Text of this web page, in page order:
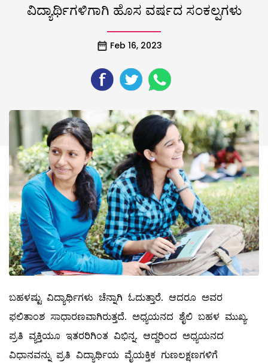
ವಿದ್ಯಾರ್ಥಿಗಳಿಗಾಗಿ ಹೊಸ ವರ್ಷದ ಸಂಕಲ್ಪಗಳು
Feb 16, 2023
ಬಹಳಷ್ಟು ವಿದ್ಯಾರ್ಥಿಗಳು ಚೆನ್ನಾಗಿ ಓದುತ್ತಾರೆ. ಆದರೂ ಅವರ
ಫಲಿತಾಂಶ ಸಾಧಾರಣವಾಗಿರುತ್ತದೆ. ಅಧ್ಯಯನದ ಶೈಲಿ ಬಹಳ ಮುಖ್ಯ.
ಪ್ರತಿ ವ್ಯಕ್ತಿಯೂ ಇತರರಿಗಿಂತ ವಿಭಿನ್ನ. ಆದ್ದರಿಂದ ಅಧ್ಯಯನದ
ವಿಧಾನವನ್ನು ಪ್ರತಿ ವಿದ್ಯಾರ್ಥಿಯ ವೈಯಕ್ತಿಕ ಗುಣಲಕ್ಷಣಗಳಿಗೆ